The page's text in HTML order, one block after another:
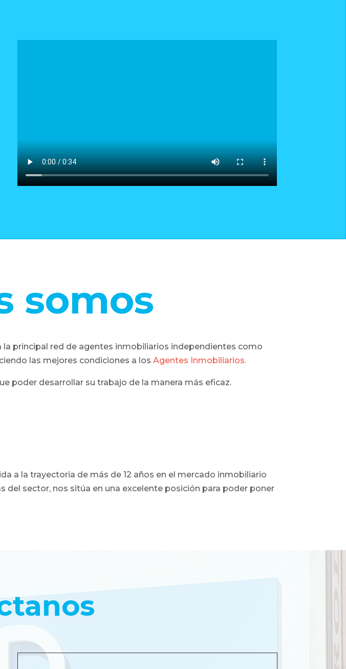
somos
la principal red de agentes inmobiliarios independientes como
las mejores condiciones a losAgentes Inmobiliarios.
poder desarrollar su trabajo de la manera más eficaz.
a la trayectoria de más de 12 años en el mercado inmobiliario
sector, nos sitúa en una excelente posición para poder poner